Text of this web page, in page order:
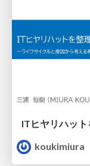
koukimiura